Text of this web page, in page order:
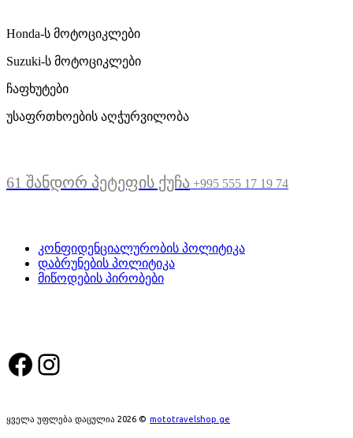
Honda-ს მოტოციკლები
Suzuki-ს მოტოციკლები
ჩაფხუტები
უსაფრთხოების აღჭურვილობა
61 შანდორ პეტეფის ქუჩა +995 555 17 19 74
კონფიდენციალურობის პოლიტიკა
დაბრუნების პოლიტიკა
მიწოდების პირობები
Facebook
Instagram
ყველა უფლება დაცულია 2026 © mototravelshop.ge